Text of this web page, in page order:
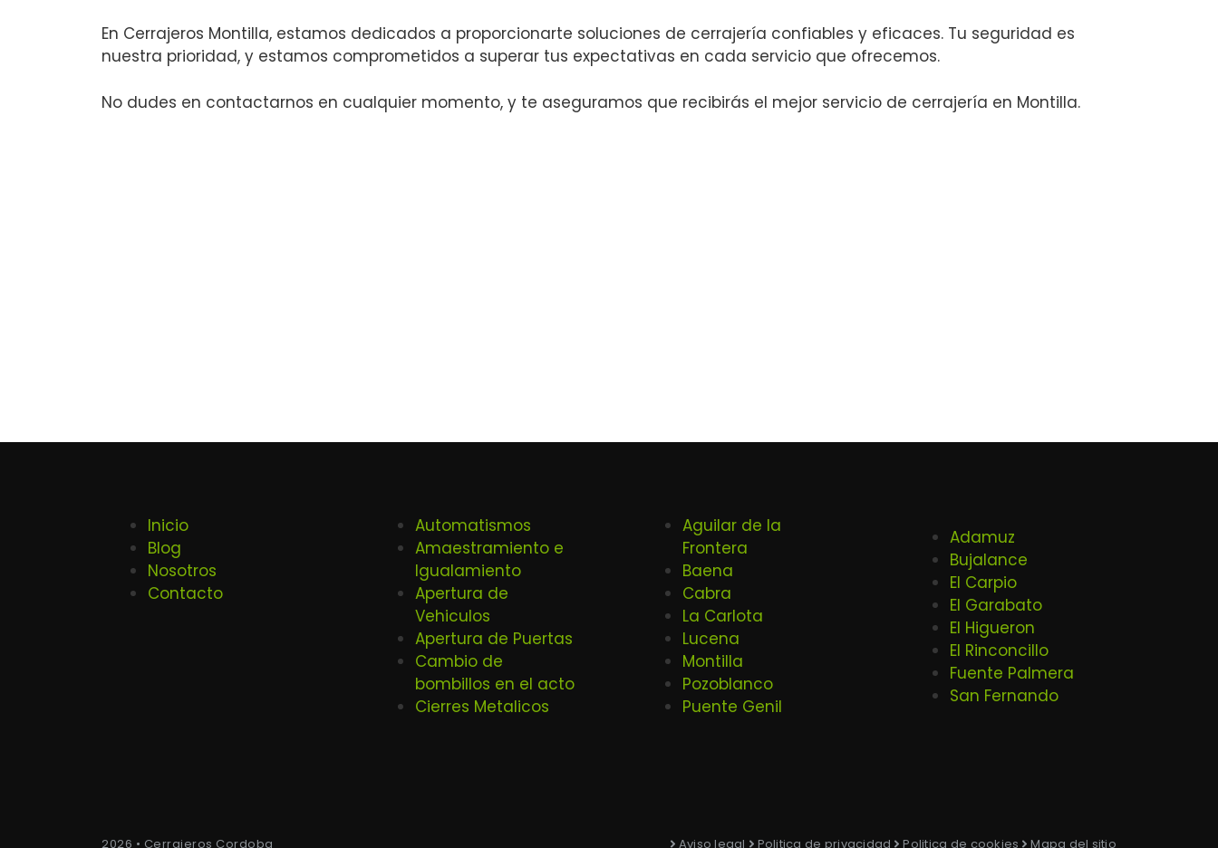
En Cerrajeros Montilla, estamos dedicados a proporcionarte soluciones de cerrajería confiables y eficaces. Tu seguridad es
nuestra prioridad, y estamos comprometidos a superar tus expectativas en cada servicio que ofrecemos.
No dudes en contactarnos en cualquier momento, y te aseguramos que recibirás el mejor servicio de cerrajería en Montilla.
Inicio
Blog
Nosotros
Contacto
Automatismos
Amaestramiento e
Igualamiento
Apertura de
Vehiculos
Apertura de Puertas
Cambio de
bombillos en el acto
Cierres Metalicos
Aguilar de la
Frontera
Baena
Cabra
La Carlota
Lucena
Montilla
Pozoblanco
Puente Genil
Adamuz
Bujalance
El Carpio
El Garabato
El Higueron
El Rinconcillo
Fuente Palmera
San Fernando
2026 • Cerrajeros Cordoba Aviso legal Politica de privacidad Politica de cookies Mapa del sitio